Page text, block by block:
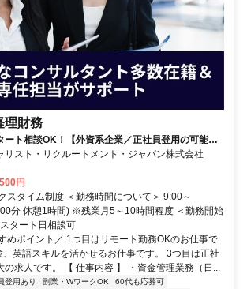
理財務
ート相談OK！【外資系企業／正社員登用の可能性
リモート勤務OK】経理財務
リスト・リクルートメント・ジャパン株式会社
円
スタイム制度 ＜勤務時間について＞ 9:00～
分 休憩1時間) ※残業月5～10時間程度 ＜勤務開始
タート日相談可
めポイント／ 1つ目はリモート勤務OKのお仕事で
英語スキルを活かせるお仕事です。 3つ目は正社
の求人です。 【 仕事内容 】 ・資金管理業務（日...
登用あり 副業・WワークOK
60代も応募可